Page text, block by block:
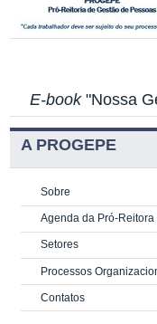
E-book"Nossa
A PROGEPE
Sobre
Agenda da Pró-Reitora
Setores
Processos
Contatos